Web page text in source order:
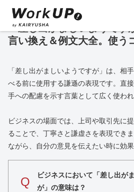
「差し出がましいようです
言い換え＆例文大全。使う
「差し出がましいようですが」は、相
べる前に使用する謙遜の表現です。直
手への配慮を示す言葉として広く使われ
ビジネスの場面では、上司や取引先に
ることで、丁寧さと謙虚さを表現でき
ながら、自分の意見を伝えたい時に効
Q
ビジネスにおいて「差し出が
が」の意味は？